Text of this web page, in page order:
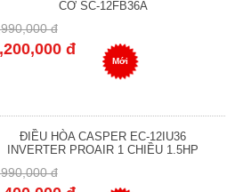
CƠ SC-12FB36A
đ
đ
Mới
ĐIỀU HÒA CASPER EC-12IU36
INVERTER PROAIR 1 CHIỀU 1.5HP
đ